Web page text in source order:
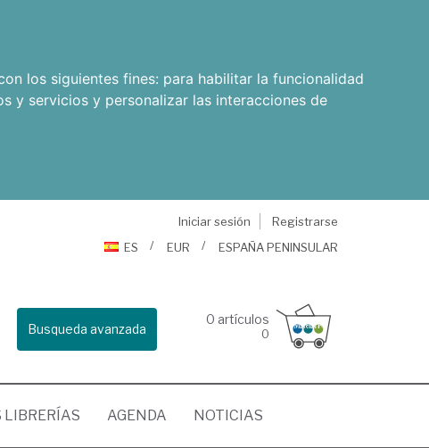
los siguientes fines: para habilitar la funcionalidad
y servicios y personalizar las interacciones de
Iniciar sesión
Registrarse
ES
EUR ESPAÑA PENINSULAR
Busqueda avanzada
0 artículos
0
LIBRERÍAS AGENDA NOTICIAS